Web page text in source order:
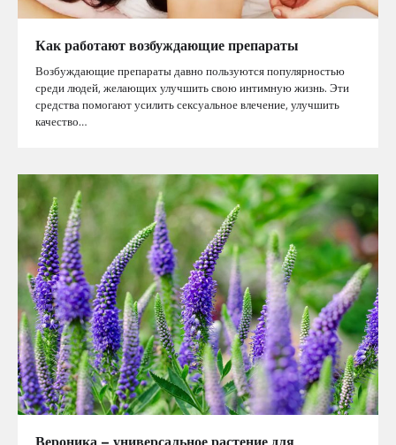
Как работают возбуждающие препараты
Возбуждающие препараты давно пользуются популярностью
среди людей, желающих улучшить свою интимную жизнь. Эти
средства помогают усилить сексуальное влечение, улучшить
качество…